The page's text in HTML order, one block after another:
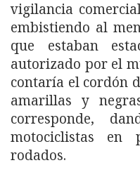
vigilancia
embistiendo al
que estaban
autorizado por el
contaría el cordón
amarillas y
corresponde,
motociclistas en
rodados.